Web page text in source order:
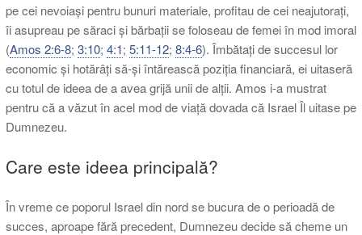
pe cei nevoiași pentru bunuri materiale, profitau de cei neajutorați,
îi asupreau pe săraci și bărbații se foloseau de femei în mod imoral
(Amos 2:6-8; 3:10; 4:1; 5:11-12; 8:4-6). Îmbătați de succesul lor
economic și hotărâți să-și întărească poziția financiară, ei uitaseră
cu totul de ideea de a avea grijă unii de alții. Amos i-a mustrat
pentru că a văzut în acel mod de viață dovada că Israel Îl uitase pe
Dumnezeu.
Care este ideea principală?
În vreme ce poporul Israel din nord se bucura de o perioadă de
succes, aproape fără precedent, Dumnezeu decide să cheme un